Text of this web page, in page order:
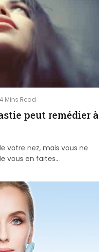
4 Mins Read
peut remédier à
votre nez, mais vous ne
vous en faites…